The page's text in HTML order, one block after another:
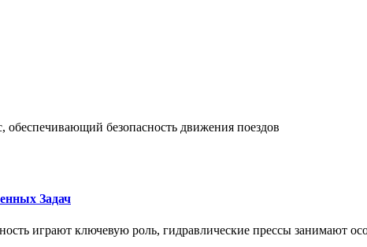
безопасность движения поездов
Задач
играют ключевую роль, гидравлические прессы занимают